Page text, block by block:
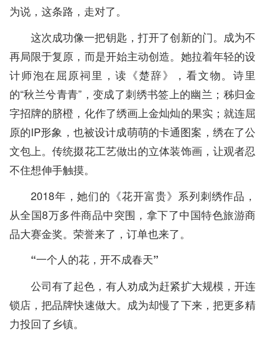
为说，这条路，走对了。
这次成功像一把钥匙，打开了创新的门。成为不
再局限于复原，而是开始主动创造。她拉着年轻的设
计师泡在屈原祠里，读《楚辞》，看文物。诗里
的“秋兰兮青青”，变成了刺绣书签上的幽兰；秭归金
字招牌的脐橙，化作了绣画上金灿灿的果实；就连屈
原的IP形象，也被设计成萌萌的卡通图案，绣在了公
文包上。传统掇花工艺做出的立体装饰画，让观者忍
不住想伸手触摸。
2018年，她们的《花开富贵》系列刺绣作品，
从全国8万多件商品中突围，拿下了中国特色旅游商
品大赛金奖。荣誉来了，订单也来了。
“一个人的花，开不成春天”
公司有了起色，有人劝成为赶紧扩大规模，开连
锁店，把品牌快速做大。成为却慢了下来，把更多精
力投回了乡镇。